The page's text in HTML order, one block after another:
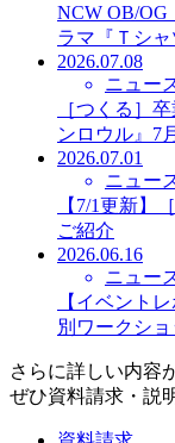
NCW OB/OG
ラマ『Ｔシ
2026.07.08
ニュー
［つくる］
ンロウル』7
2026.07.01
ニュー
【7/1更新】
ご紹介
2026.06.16
ニュー
【イベント
別ワークショ
さらに詳しい内容
ぜひ資料請求・説